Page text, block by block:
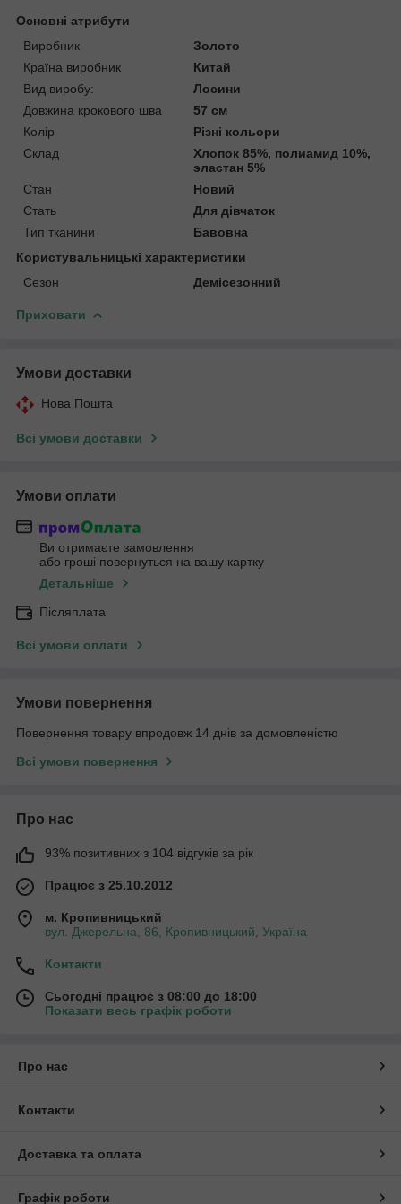
Основні атрибути
Виробник
Золото
Країна виробник
Китай
Вид виробу:
Лосини
Довжина крокового шва
57 см
Колір
Різні кольори
Склад
Хлопок 85%, полиамид 10%,
эластан 5%
Стан
Новий
Стать
Для дівчаток
Тип тканини
Бавовна
Користувальницькі характеристики
Сезон
Демісезонний
Приховати
Умови доставки
Нова Пошта
Всі умови доставки
Умови оплати
Ви отримаєте замовлення
або гроші повернуться на вашу картку
Детальніше
Післяплата
Всі умови оплати
Умови повернення
Повернення товару впродовж 14 днів за домовленістю
Всі умови повернення
Про нас
93% позитивних з 104 відгуків за рік
Працює з 25.10.2012
м. Кропивницький
вул. Джерельна, 86, Кропивницький, Україна
Контакти
Сьогодні працює з 08:00 до 18:00
Показати весь графік роботи
Про нас
Контакти
Доставка та оплата
Графік роботи